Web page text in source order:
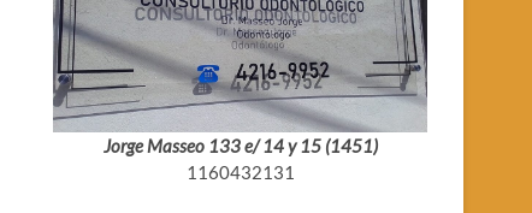
Jorge Masseo 133 e/ 14 y 15 (1451)
1160432131